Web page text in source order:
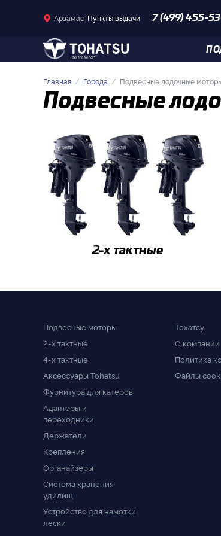
Арзамас Пункты выдачи 7 (499) 455-
Главная Города Подвесные лодочные
Подвесные
2-x тактные
Подвесные моторы
2-x тактные
4-x тактные
Аксессуары Tohatsu
Фурнитура для катеров
Адаптеры и
переходники
Держатели
Крепления
Органайзеры
Система хранения
удилищ
Устройство для намотки
лески
Тохатсу
О компании
Политика
Файлы